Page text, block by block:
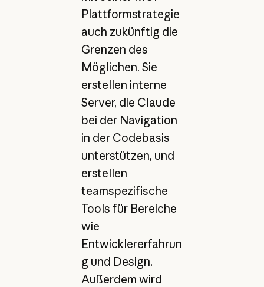
Plattformstrategie
auch zukünftig die
Grenzen des
Möglichen. Sie
erstellen interne
Server, die Claude
bei der Navigation
in der Codebasis
unterstützen, und
erstellen
teamspezifische
Tools für Bereiche
wie
Entwicklererfahrun
g und Design.
Außerdem wird